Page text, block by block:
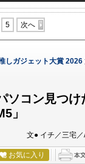
5 次へ
しガジェット大賞 2026
ソコン見つ
」
文● イチ／三宅
お気に入り